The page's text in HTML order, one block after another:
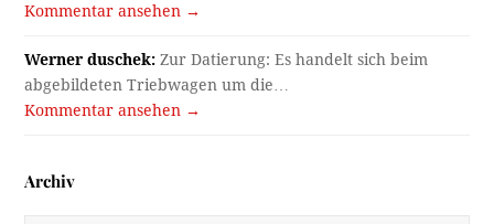
Kommentar ansehen →
Werner duschek: Zur Datierung: Es handelt sich beim
abgebildeten Triebwagen um die…
Kommentar ansehen →
Archiv